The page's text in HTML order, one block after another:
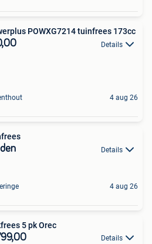
POWXG7214 tuinfrees 173cc
Details
4 aug 26
Details
4 aug 26
5 pk Orec
Details